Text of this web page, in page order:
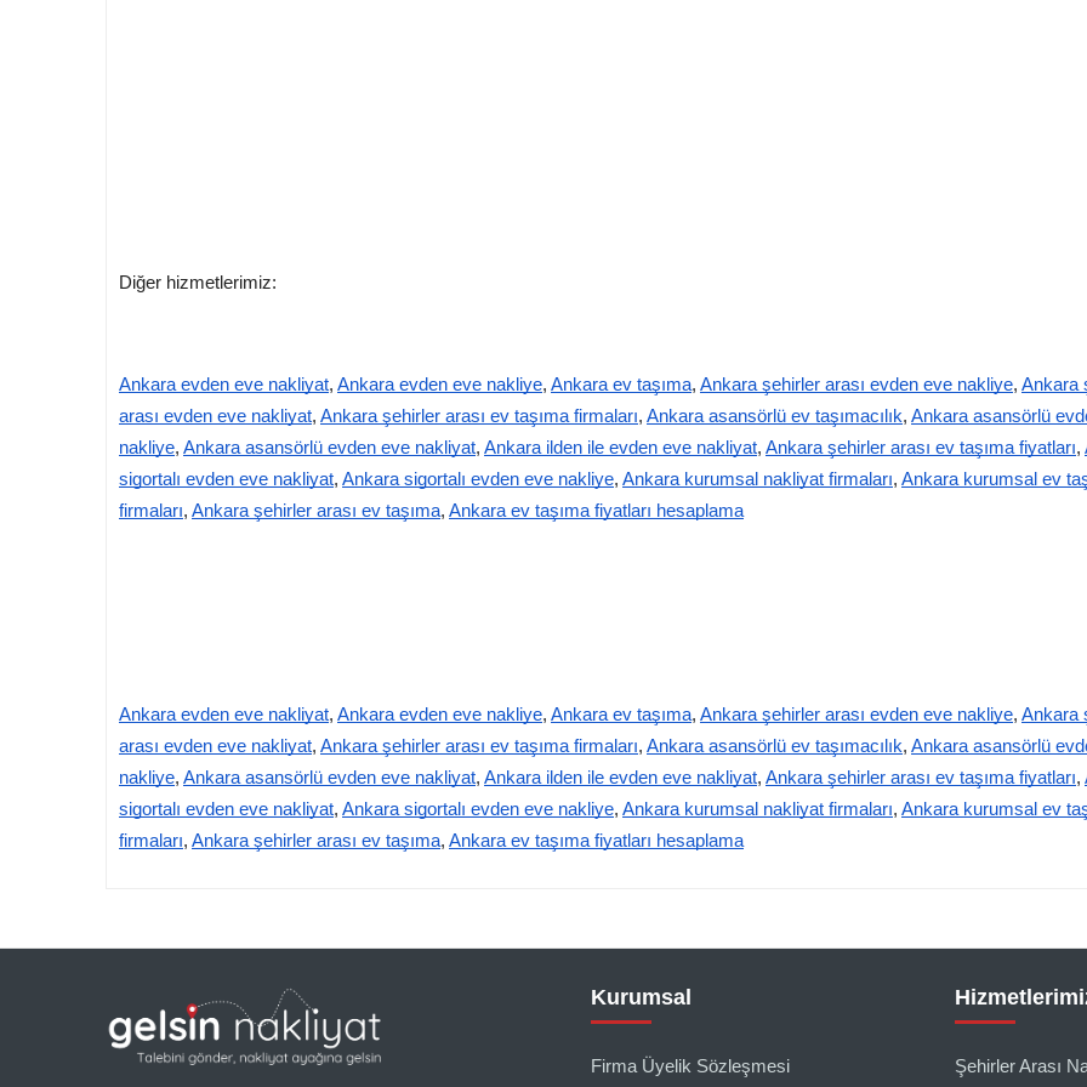
Diğer hizmetlerimiz:
Ankara evden eve nakliyat, Ankara evden eve nakliye, Ankara ev taşıma, Ankara şehirler arası evden eve nakliye, Ankara
arası evden eve nakliyat, Ankara şehirler arası ev taşıma firmaları, Ankara asansörlü ev taşımacılık, Ankara asansörlü
nakliye, Ankara asansörlü evden eve nakliyat, Ankara ilden ile evden eve nakliyat, Ankara şehirler arası ev taşıma fiyatları,
sigortalı evden eve nakliyat, Ankara sigortalı evden eve nakliye, Ankara kurumsal nakliyat firmaları, Ankara kurumsal ev
firmaları, Ankara şehirler arası ev taşıma, Ankara ev taşıma fiyatları hesaplama
Ankara evden eve nakliyat, Ankara evden eve nakliye, Ankara ev taşıma, Ankara şehirler arası evden eve nakliye, Ankara
arası evden eve nakliyat, Ankara şehirler arası ev taşıma firmaları, Ankara asansörlü ev taşımacılık, Ankara asansörlü
nakliye, Ankara asansörlü evden eve nakliyat, Ankara ilden ile evden eve nakliyat, Ankara şehirler arası ev taşıma fiyatları,
sigortalı evden eve nakliyat, Ankara sigortalı evden eve nakliye, Ankara kurumsal nakliyat firmaları, Ankara kurumsal ev
firmaları, Ankara şehirler arası ev taşıma, Ankara ev taşıma fiyatları hesaplama
Kurumsal
Firma Üyelik Sözleşmesi Şehirler Arası